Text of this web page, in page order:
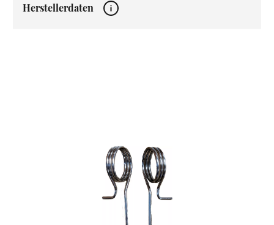
Herstellerdaten